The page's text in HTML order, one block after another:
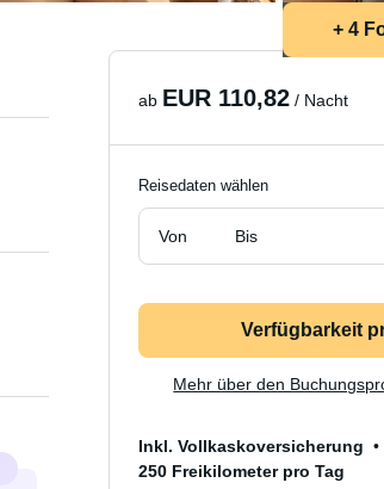
+ 4
ab EUR 110,82 / Nacht
Reisedaten wählen
Von Bis
Verfügbarkeit
Mehr über den
Inkl. Vollkaskoversicherung
250 Freikilometer pro Tag